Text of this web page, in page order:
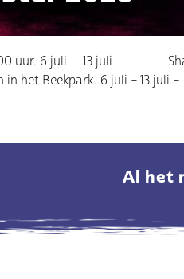
uur. 6 juli – 13 juli
het Beekpark. 6 juli – 13 juli –
Al het